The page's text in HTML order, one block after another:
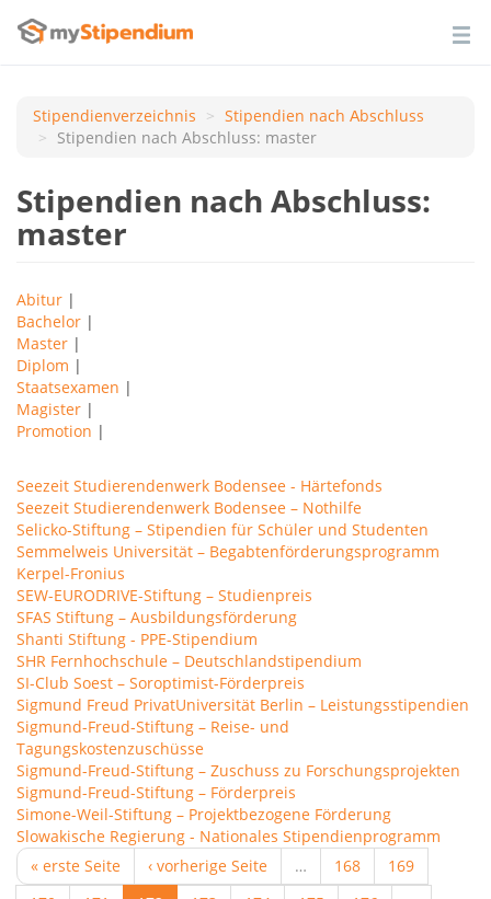
Stipendienverzeichnis
Stipendien nach Аbschluss
Stipendien nach Abschluss: master
Stipendien nach Abschluss:
master
Abitur |
Bachelor |
Master |
Diplom |
Staatsexamen |
Magister |
Promotion |
Seezeit Studierendenwerk Bodensee - Härtefonds
Seezeit Studierendenwerk Bodensee – Nothilfe
Selicko-Stiftung – Stipendien für Schüler und Studenten
Semmelweis Universität – Begabtenförderungsprogramm
Kerpel-Fronius
SEW-EURODRIVE-Stiftung – Studienpreis
SFAS Stiftung – Ausbildungsförderung
Shanti Stiftung - PPE-Stipendium
SHR Fernhochschule – Deutschlandstipendium
SI-Club Soest – Soroptimist-Förderpreis
Sigmund Freud PrivatUniversität Berlin – Leistungsstipendien
Sigmund-Freud-Stiftung – Reise- und
Tagungskostenzuschüsse
Sigmund-Freud-Stiftung – Zuschuss zu Forschungsprojekten
Sigmund-Freud-Stiftung – Förderpreis
Simone-Weil-Stiftung – Projektbezogene Förderung
Slowakische Regierung - Nationales Stipendienprogramm
« erste Seite
‹ vorherige Seite … 168
169